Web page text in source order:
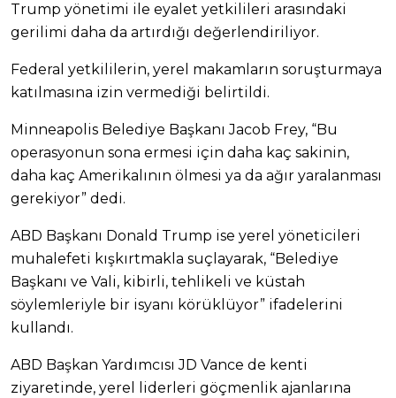
Trump yönetimi ile eyalet yetkilileri arasındaki
gerilimi daha da artırdığı değerlendiriliyor.
Federal yetkililerin, yerel makamların soruşturmaya
katılmasına izin vermediği belirtildi.
Minneapolis Belediye Başkanı Jacob Frey, “Bu
operasyonun sona ermesi için daha kaç sakinin,
daha kaç Amerikalının ölmesi ya da ağır yaralanması
gerekiyor” dedi.
ABD Başkanı Donald Trump ise yerel yöneticileri
muhalefeti kışkırtmakla suçlayarak, “Belediye
Başkanı ve Vali, kibirli, tehlikeli ve küstah
söylemleriyle bir isyanı körüklüyor” ifadelerini
kullandı.
ABD Başkan Yardımcısı JD Vance de kenti
ziyaretinde, yerel liderleri göçmenlik ajanlarına